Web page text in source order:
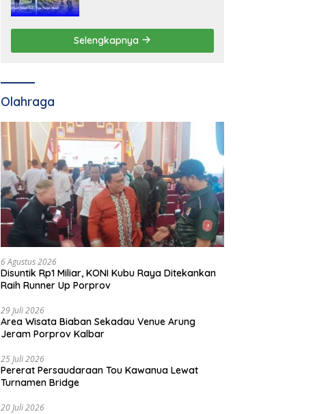
Selengkapnya
Olahraga
6 Agustus 2026
Disuntik Rp1 Miliar, KONI Kubu Raya Ditekankan
Raih Runner Up Porprov
29 Juli 2026
Area Wisata Biaban Sekadau Venue Arung
Jeram Porprov Kalbar
25 Juli 2026
Pererat Persaudaraan Tou Kawanua Lewat
Turnamen Bridge
20 Juli 2026